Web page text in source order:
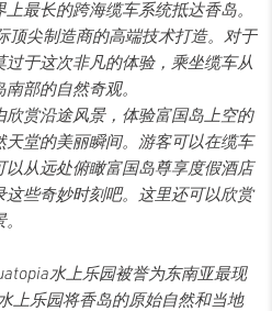
最长的跨海缆车系统抵达香岛。
顶尖制造商的高端技术打造。对于
于这次非凡的体验，乘坐缆车从
部的自然奇观。
赏沿途风景，体验富国岛上空的
堂的美丽瞬间。游客可以在缆车
从远处俯瞰富国岛尊享度假酒店
些奇妙时刻吧。这里还可以欣赏
水上乐园被誉为东南亚最现
上乐园将香岛的原始自然和当地